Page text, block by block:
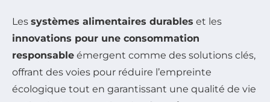
Les systèmes alimentaires durables et les
innovations pour une consommation
responsable émergent comme des solutions clés,
offrant des voies pour réduire l’empreinte
écologique tout en garantissant une qualité de vie